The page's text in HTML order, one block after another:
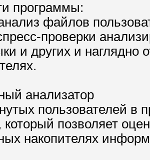
программы:
файлов
проверки
и других и наглядно
анализатор
пользователей в
который позволяет
накопителях